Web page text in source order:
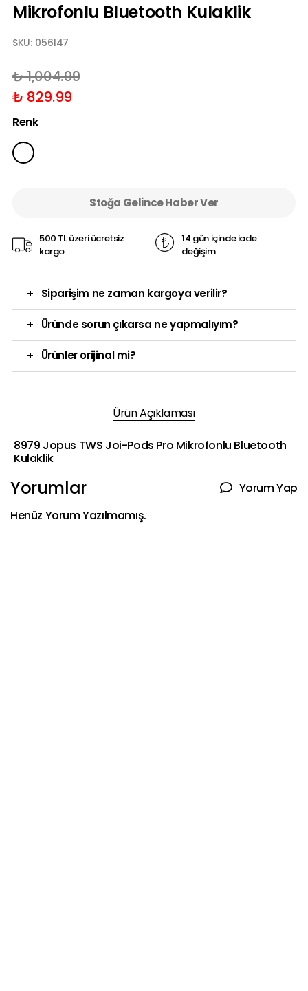
Mikrofonlu Bluetooth Kulaklik
SKU: 056147
₺ 1,004.99
₺ 829.99
Renk
Stoğa Gelince Haber Ver
500 TL üzeri ücretsiz
kargo
14 gün içinde iade
değişim
+ Siparişim ne zaman kargoya verilir?
+ Üründe sorun çıkarsa ne yapmalıyım?
+ Ürünler orijinal mi?
Ürün Açıklaması
8979 Jopus TWS Joi-Pods Pro Mikrofonlu Bluetooth
Kulaklik
Yorumlar
Yorum Yap
Henüz Yorum Yazılmamış.